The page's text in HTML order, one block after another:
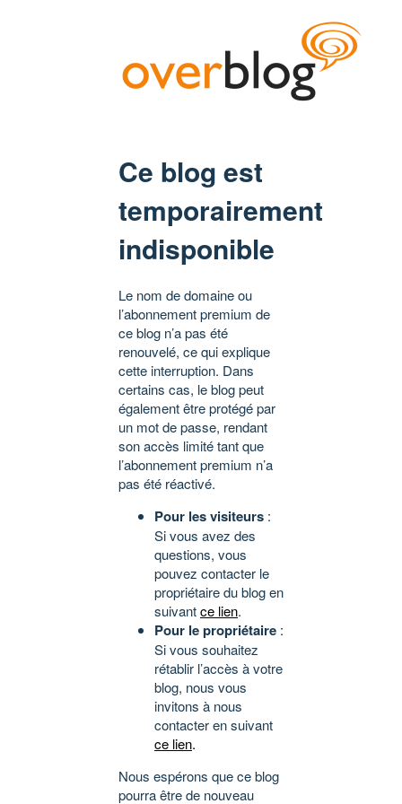
Ce blog est
temporairement
indisponible
Le nom de domaine ou
l’abonnement premium de
ce blog n’a pas été
renouvelé, ce qui explique
cette interruption. Dans
certains cas, le blog peut
également être protégé par
un mot de passe, rendant
son accès limité tant que
l’abonnement premium n’a
pas été réactivé.
Pour les visiteurs :
Si vous avez des
questions, vous
pouvez contacter le
propriétaire du blog en
suivantce lien.
Pour le propriétaire :
Si vous souhaitez
rétablir l’accès à votre
blog, nous vous
invitons à nous
contacter en suivant
ce lien.
Nous espérons que ce blog
pourra être de nouveau